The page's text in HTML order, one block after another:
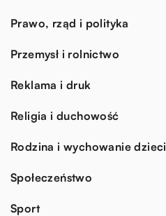
Prawo, rząd i polityka
Przemysł i rolnictwo
Reklama i druk
Religia i duchowość
Rodzina i wychowanie dzieci
Społeczeństwo
Sport